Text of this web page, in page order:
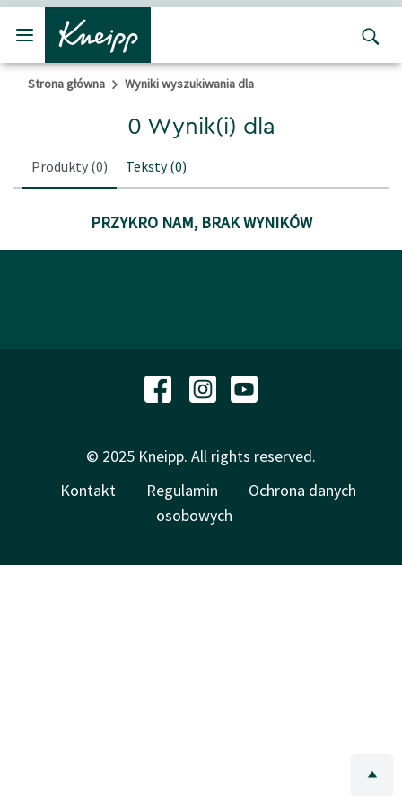
Przejdź do głównego menu
Przejdź do stopki
Strona główna Wyniki wyszukiwania dla
0 Wynik(i) dla
Produkty (0) Teksty(0)
PRZYKRO NAM, BRAK WYNIKÓW
© 2025 Kneipp. All rights reserved.
Kontakt
Regulamin
Ochrona danych
osobowych